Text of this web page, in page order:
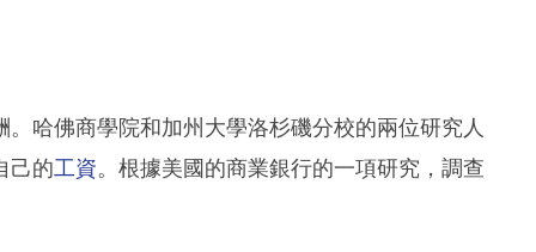
哈佛商學院和加州大學洛杉磯分校的兩位研究人
己的工資。根據美國的商業銀行的一項研究，調查